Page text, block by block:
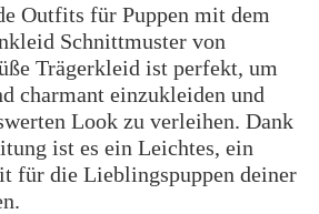
Outfits für Puppen mit dem
Schnittmuster von
Trägerkleid ist perfekt, um
charmant einzukleiden und
Look zu verleihen. Dank
ist es ein Leichtes, ein
für die Lieblingspuppen deiner